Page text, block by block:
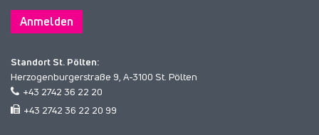
Anmelden
Standort St. Pölten:
Herzogenburgerstraße 9, A-3100 St. Pölten
+43 2742 36 22 20
+43 2742 36 22 20 99